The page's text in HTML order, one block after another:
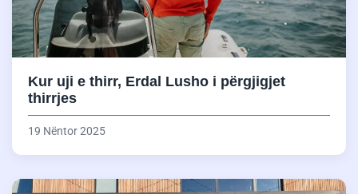
Kur uji e thirr, Erdal Lusho i përgjigjet
thirrjes
19 Nëntor 2025